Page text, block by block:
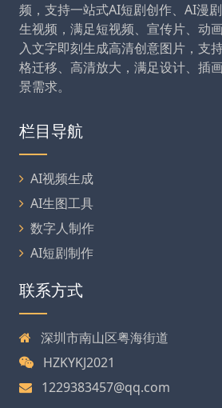
频，支持一站式AI短剧创作、AI漫
生视频，满足短视频、宣传片、动
入文字即刻生成高清创意图片，支
格迁移、高清放大，满足设计、插
景需求。
栏目导航
AI视频生成
AI生图工具
数字人制作
AI短剧制作
联系方式
深圳市南山区粤海街道
HZKYKJ2021
1229383457@qq.com